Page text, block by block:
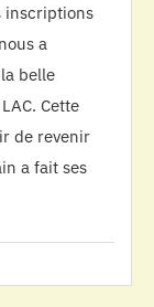
inscriptions
a
belle
Cette
de revenir
a fait ses